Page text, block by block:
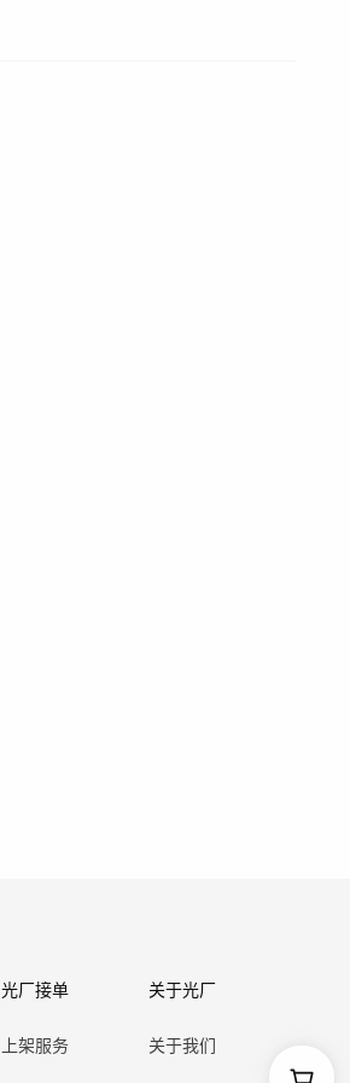
光厂接单
上架服务
关于光厂
关于我们